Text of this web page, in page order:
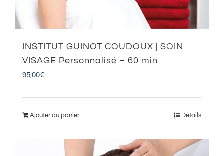
INSTITUT GUINOT COUDOUX | SOIN
VISAGE Personnalisé – 60 min
95,00€
Ajouter au panier Détails